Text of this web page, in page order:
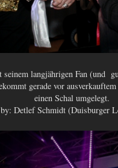
langjährigen Fan (und
gerade vor
einen Schal umgelegt.
Detlef Schmidt (Duisburger